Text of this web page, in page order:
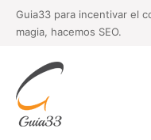
Guia33 para incentivar el
magia, hacemos SEO.